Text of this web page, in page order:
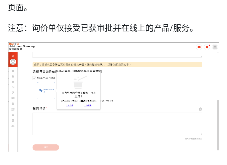
页面。
注意：询价单仅接受已获审批并在线上的产品/服务。